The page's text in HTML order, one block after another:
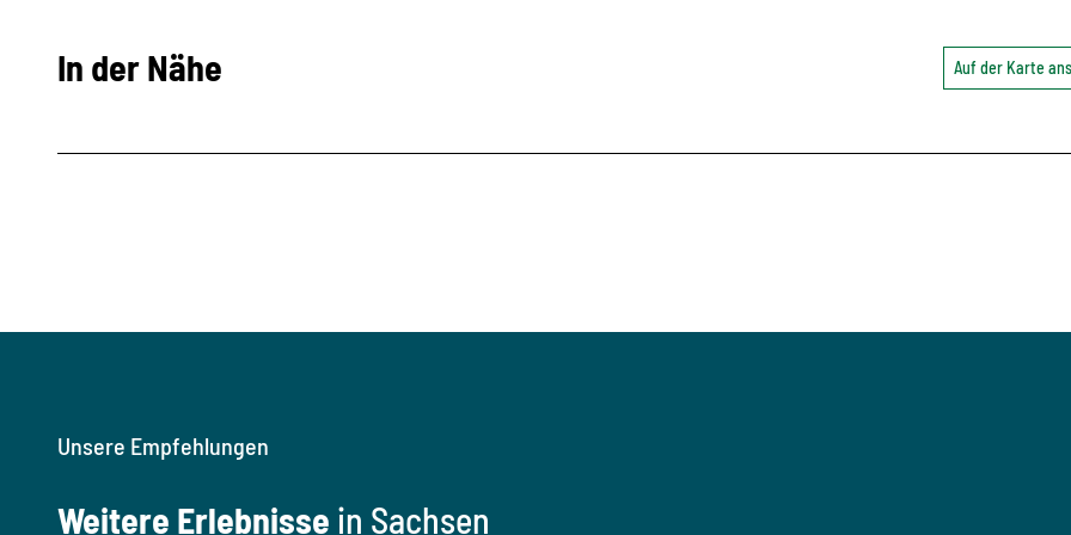
In der Nähe Auf der Karte
Unsere Empfehlungen
Weitere Erlebnisse in Sachsen